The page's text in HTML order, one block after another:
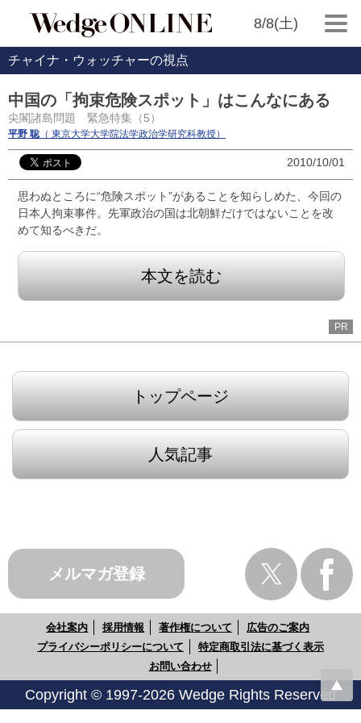
8/8(土)
チャイナ・ウォッチャーの視点
中国の「拘束危険スポット」はこんなにある
尖閣諸島問題 緊急特集（5）
平野 聡 （ 東京大学大学院法学政治学研究科教授）
2010/10/01
思わぬところに“危険スポット”があることを知らしめた、今回の
日本人拘束事件。先軍政治の国は北朝鮮だけではないことを改
めて知るべきだ。
本文を読む
PR
トップページ
人気記事
メルマガ登録
会社案内 採用情報 著作権について
広告のご案内
プライバシーポリシーについて
特定商取引法に基づく表示
お問い合わせ
Copyright © 1997-2026 Wedge Rights Reserved